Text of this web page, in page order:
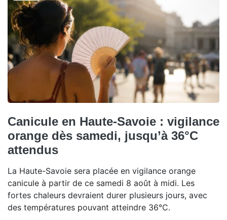
Canicule en Haute-Savoie : vigilance
orange dès samedi, jusqu’à 36°C
attendus
La Haute-Savoie sera placée en vigilance orange
canicule à partir de ce samedi 8 août à midi. Les
fortes chaleurs devraient durer plusieurs jours, avec
des températures pouvant atteindre 36°C.